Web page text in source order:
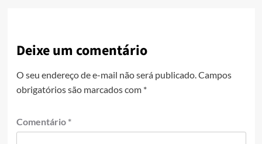
Deixe um comentário
O seu endereço de e-mail não será publicado. Campos
obrigatórios são marcados com *
Comentário *